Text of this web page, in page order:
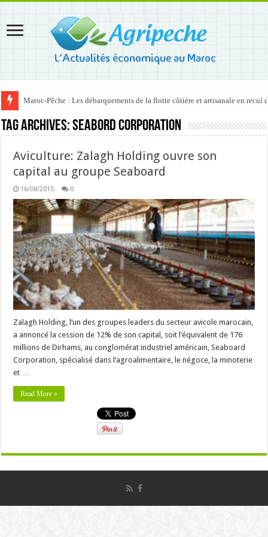
Maroc-Pêche : Les débarquements de la flotte côtière et artisanale en recul
Tag Archives:Seabord corporation
Aviculture: Zalagh Holding ouvre son
capital au groupe Seaboard
16/08/2015 0
Zalagh Holding, l’un des groupes leaders du secteur avicole marocain,
a annoncé la cession de 12% de son capital, soit l’équivalent de 176
millions de Dirhams, au conglomérat industriel américain, Seaboard
Corporation, spécialisé dans l’agroalimentaire, le négoce, la minoterie
et …
Read More »